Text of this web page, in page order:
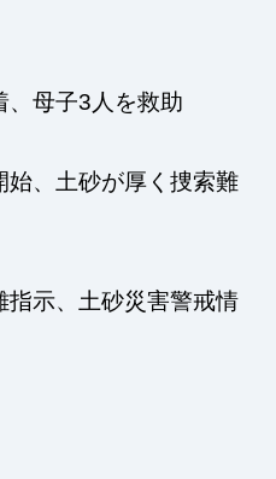
、母子3人を救助
、土砂が厚く捜索難
示、土砂災害警戒情